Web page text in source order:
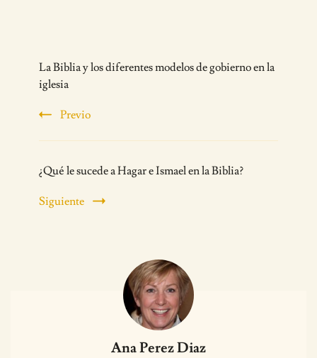
Navigation
La Biblia y los diferentes modelos de gobierno en la
iglesia
Previo
¿Qué le sucede a Hagar e Ismael en la Biblia?
Siguiente
Ana Perez Diaz